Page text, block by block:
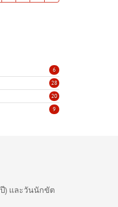
6
28
20
9
) และวันนักขัต